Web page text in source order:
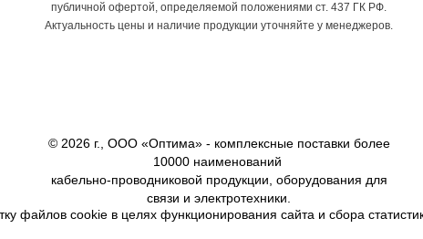
публичной офертой, определяемой положениями ст. 437 ГК РФ.
Актуальность цены и наличие продукции уточняйте у менеджеров.
© 2026 г., ООО «Оптима» - комплексные поставки более
10000 наименований
кабельно-проводниковой продукции, оборудования для
связи и электротехники.
файлов cookie в целях функционирования сайта и сбора